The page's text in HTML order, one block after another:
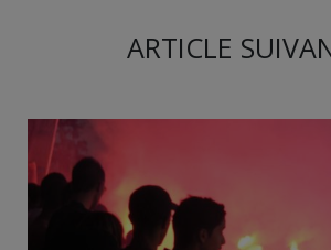
ARTICLE